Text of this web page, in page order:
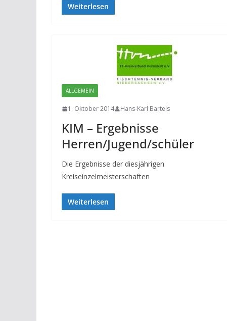
Weiterlesen
ALLGEMEIN
1. Oktober 2014 Hans-Karl Bartels
KIM – Ergebnisse
Herren/Jugend/schüler
Die Ergebnisse der diesjährigen
Kreiseinzelmeisterschaften
Weiterlesen